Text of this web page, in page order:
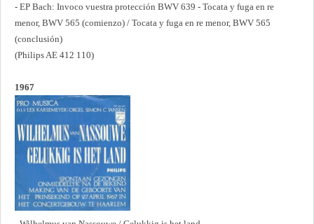
- EP Bach: Invoco vuestra protección BWV 639 - Tocata y fuga en re
menor, BWV 565 (comienzo) / Tocata y fuga en re menor, BWV 565
(conclusión)
(Philips AE 412 110)
1967